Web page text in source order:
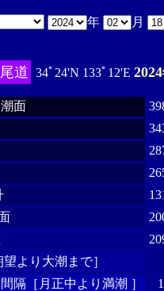
年 月
道 34ﾟ24'N 133ﾟ12'E
面
より大潮まで］
隔［月正中より満潮 ］